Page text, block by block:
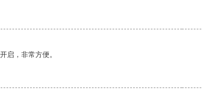
启，非常方便。